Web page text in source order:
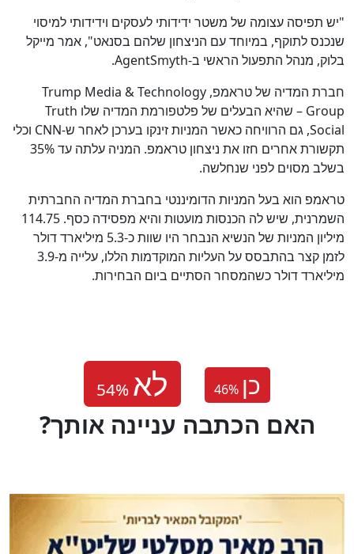
"יש תפיסה עצומה של משטר ידידותי לעסקים וידידותי למיסוי
שנכנס לתוקף, במיוחד עם הניצחון שלהם בסנאט", אמר מייקל
בלוק, מנהל התפעול הראשי ב-AgentSmyth.
חברת המדיה של טראמפ, Trump Media & Technology
Group – שהיא הבעלים של פלטפורמת המדיה שלו Truth
Social, גם הרוויחה כאשר המניות זינקו בערכן לאחר ש-CNN וכלי
תקשורת אחרים חזו את ניצחון טראמפ. המניה עלתה עד 35%
בשלב מסוים לפני שנחלשה.
טראמפ הוא בעל המניות הדומיננטי בחברת המדיה החברתית
השמרנית, שיש לה הכנסות מועטות והיא מפסידה כסף. 114.75
מיליון המניות של הנשיא הנבחר היו שוות כ-5.3 מיליארד דולר
לזמן קצר בהתבסס על העליות המוקדמות הללו, עלייה מ-3.9
מיליארד דולר כשהמסחר הסתיים ביום הבחירות.
46% כן
?האם הכתבה עניינה אותך